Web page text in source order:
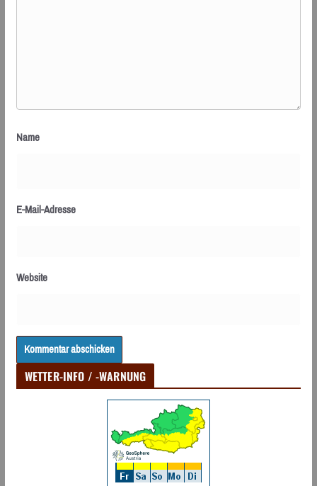
Name
E-Mail-Adresse
Website
WETTER-INFO / -WARNUNG